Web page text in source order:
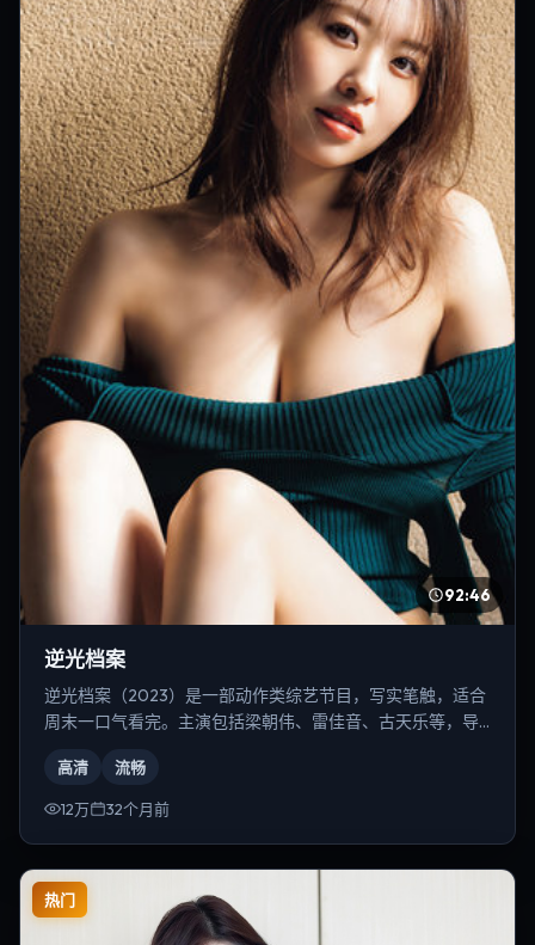
92:46
逆光档案
逆光档案（2023）是一部动作类综艺节目，写实笔触，适合
周末一口气看完。主演包括梁朝伟、雷佳音、古天乐等，导
高清 流畅
12万 32个月前
热门